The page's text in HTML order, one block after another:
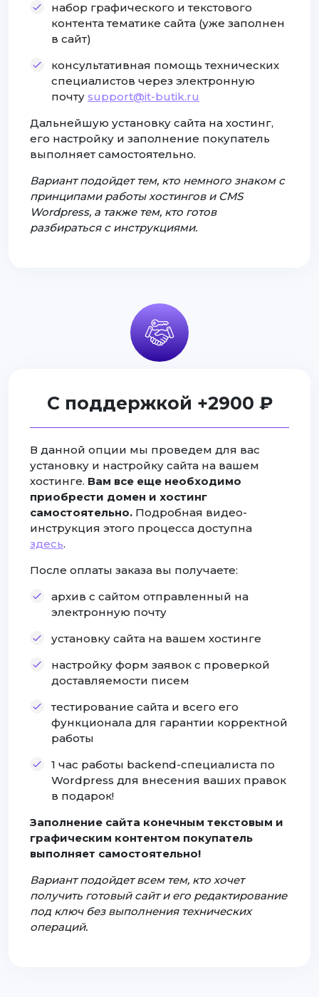
набор графического и текстового
контента тематике сайта (уже заполнен
в сайт)
консультативная помощь технических
специалистов через электронную
почту support@it-butik.ru
Дальнейшую установку сайта на хостинг,
его настройку и заполнение покупатель
выполняет самостоятельно.
Вариант подойдет тем, кто немного знаком с
принципами работы хостингов и CMS
Wordpress, а также тем, кто готов
разбираться с инструкциями.
С поддержкой +2900 ₽
В данной опции мы проведем для вас
установку и настройку сайта на вашем
хостинге. Вам все еще необходимо
приобрести домен и хостинг
самостоятельно. Подробная видео-
инструкция этого процесса доступна
здесь.
После оплаты заказа вы получаете:
архив с сайтом отправленный на
электронную почту
установку сайта на вашем хостинге
настройку форм заявок с проверкой
доставляемости писем
тестирование сайта и всего его
функционала для гарантии корректной
работы
1 час работы backend-специалиста по
Wordpress для внесения ваших правок
в подарок!
Заполнение сайта конечным текстовым и
графическим контентом покупатель
выполняет самостоятельно!
Вариант подойдет всем тем, кто хочет
получить готовый сайт и его редактирование
под ключ без выполнения технических
операций.